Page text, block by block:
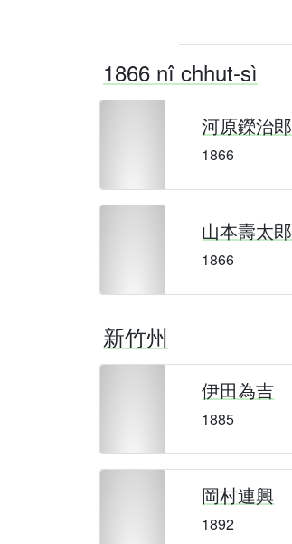
1866 nî chhut-sì
河原鑅治郎
1866
山本壽太郎
1866
新竹州
伊田為吉
1885
岡村連興
1892